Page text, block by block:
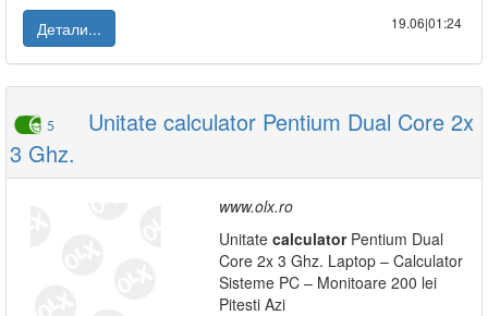
Детали...
19.06|01:24
5
Unitate calculator Pentium Dual Core 2x
3 Ghz.
www.olx.ro
Unitate calculatorPentium Dual
Core 2x 3 Ghz. Laptop – Calculator
Sisteme PC – Monitoare 200 lei
Pitesti Azi